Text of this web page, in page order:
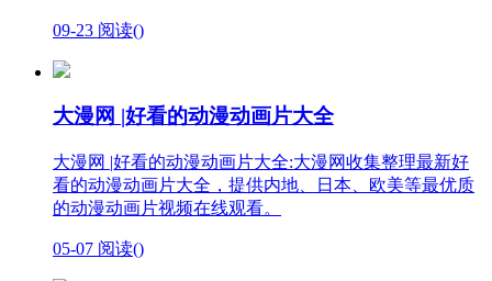
09-23 阅读()
大漫网 |好看的动漫动画片大全
大漫网 |好看的动漫动画片大全:大漫网收集整理最新好
看的动漫动画片大全，提供内地、日本、欧美等最优质
的动漫动画片视频在线观看。
05-07 阅读()